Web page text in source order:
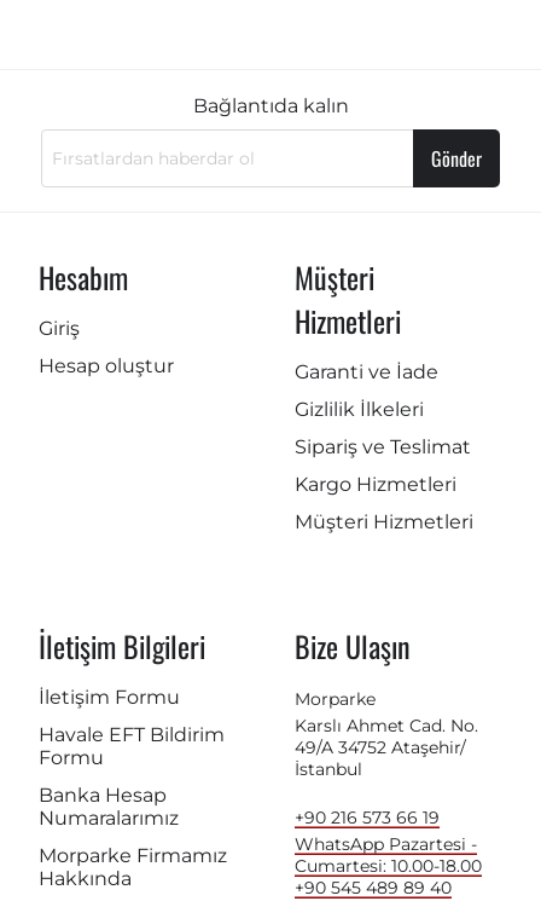
Bağlantıda kalın
Gönder
Hesabım
Giriş
Hesap oluştur
Müşteri
Hizmetleri
Garanti ve İade
Gizlilik İlkeleri
Sipariş ve Teslimat
Kargo Hizmetleri
Müşteri Hizmetleri
İletişim Bilgileri
İletişim Formu
Havale EFT Bildirim
Formu
Banka Hesap
Numaralarımız
Morparke Firmamız
Hakkında
Bize Ulaşın
Morparke
Karslı Ahmet Cad. No.
49/A 34752 Ataşehir/
İstanbul
+90 216 573 66 19
WhatsApp Pazartesi -
Cumartesi: 10.00-18.00
+90 545 489 89 40